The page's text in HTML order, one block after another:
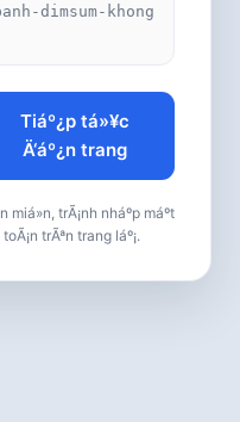
dimsum-khong
Tiáº¿p tá»¥c
Ä‘áº¿n trang
miá»n, trÃ¡nh nháº­p máº­t
trÃªn trang láº¡.